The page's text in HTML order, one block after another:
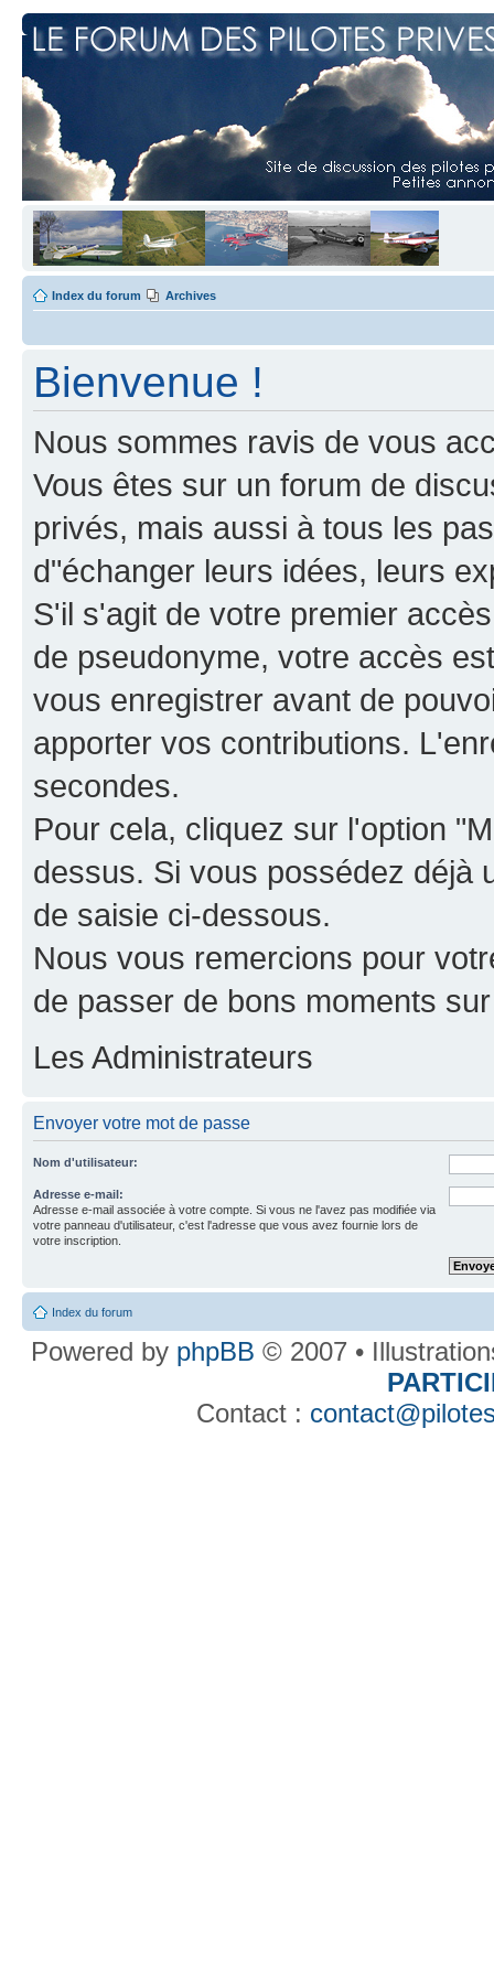
Index du forum Archives
Bienvenue !
Nous sommes ravis de vous
Vous êtes sur un forum de
privés, mais aussi à tous les
d"échanger leurs idées, leurs
S'il s'agit de votre premier
de pseudonyme, votre accès
vous enregistrer avant de
apporter vos contributions.
secondes.
Pour cela, cliquez sur l'option
dessus. Si vous possédez déjà
de saisie ci-dessous.
Nous vous remercions pour
de passer de bons moments
Les Administrateurs
Envoyer votre mot de passe
Nom d'utilisateur:
Adresse e-mail:
Adresse e-mail associée à votre compte. Si vous ne l'avez pas modifiée via
votre panneau d'utilisateur, c'est l'adresse que vous avez fournie lors de
votre inscription.
Index du forum
Powered by phpBB © 2007 •
Contact :